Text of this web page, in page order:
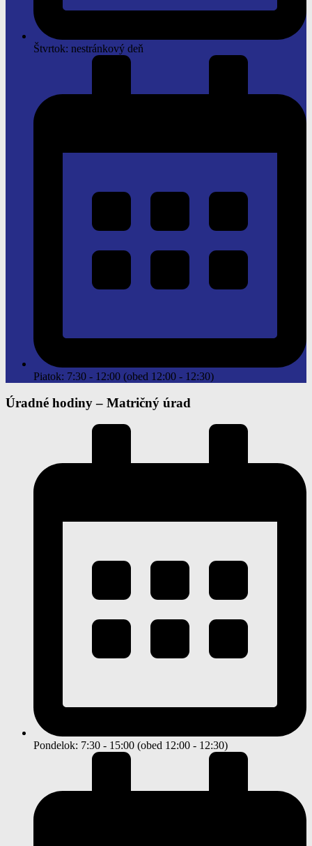
Štvrtok: nestránkový deň
Piatok: 7:30 - 12:00 (obed 12:00 - 12:30)
Úradné hodiny – Matričný úrad
Pondelok: 7:30 - 15:00 (obed 12:00 - 12:30)